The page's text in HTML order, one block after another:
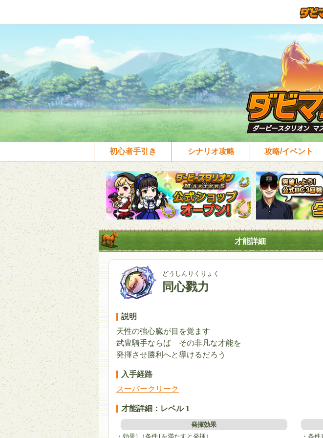
初心者手引き シナリオ攻略 攻略/イベント
才能詳細
どうしんりくりょく
同心戮力
説明
天性の強心臓が目を覚ます
武豊騎手ならば その非凡な才能を
発揮させ勝利へと導けるだろう
入手経路
スーパークリーク
才能詳細：レベル 1
発揮効果
・効果1（条件1を満たすと発揮）
・条件1